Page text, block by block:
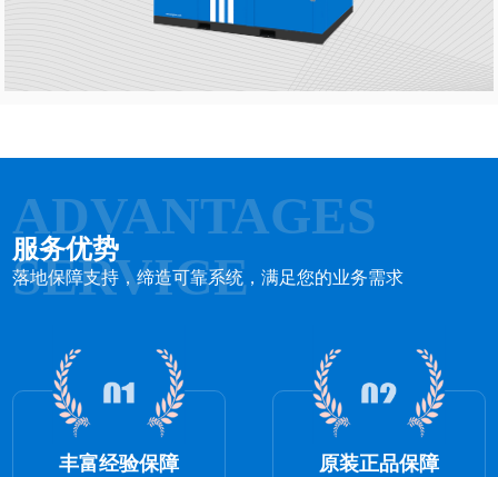
ADVANTAGES
SERVICE
服务优势
落地保障支持，缔造可靠系统，满足您的业务需求
丰富经验保障 原装正品保障